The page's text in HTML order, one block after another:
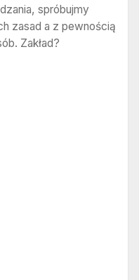
spróbujmy
zasad a z pewnością
Zakład?